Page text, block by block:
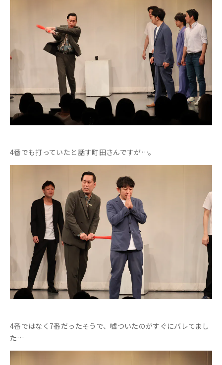
4番でも打っていたと話す町田さんですが…。
4番ではなく7番だったそうで、嘘ついたのがすぐにバレてまし
た…